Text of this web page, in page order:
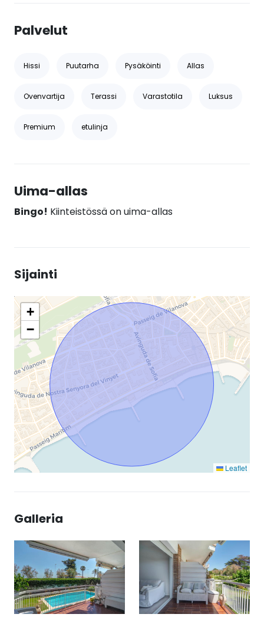
Palvelut
Hissi Puutarha Pysäköinti Allas
Ovenvartija Terassi Varastotila Luksus
Premium etulinja
Uima-allas
Bingo! Kiinteistössä on uima-allas
Sijainti
+
−
Leaflet
Galleria